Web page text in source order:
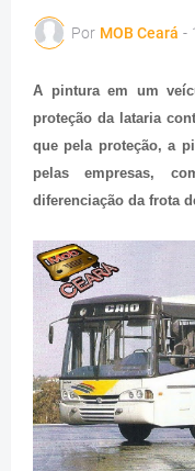
Por MOB Ceará -
A pintura em um
proteção da lataria
que pela proteção, a
pelas empresas,
diferenciação da frota